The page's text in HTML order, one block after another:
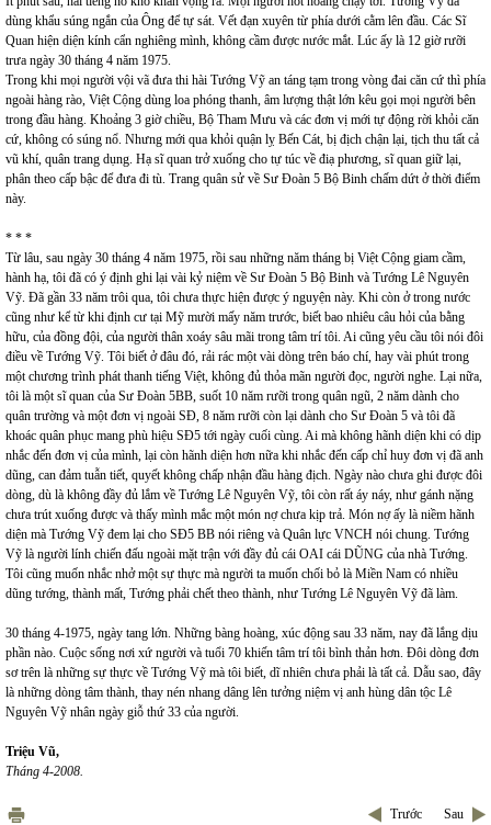
dùng khẩu súng ngắn của Ông để tự sát. Vết đạn xuyên từ phía dưới cằm lên đầu. Các Sĩ
Quan hiện diện kính cẩn nghiêng mình, không cầm được nước mắt. Lúc ấy là 12 giờ rưỡi
trưa ngày 30 tháng 4 năm 1975.
Trong khi mọi người vội vã đưa thi hài Tướng Vỹ an táng tạm trong vòng đai căn cứ thì phía
ngoài hàng rào, Việt Cộng dùng loa phóng thanh, âm lượng thật lớn kêu gọi mọi người bên
trong đầu hàng. Khoảng 3 giờ chiều, Bộ Tham Mưu và các đơn vị mới tự động rời khỏi căn
cứ, không có súng nổ. Nhưng mới qua khỏi quận lỵ Bến Cát, bị địch chận lại, tịch thu tất cả
vũ khí, quân trang dụng. Hạ sĩ quan trở xuống cho tự túc về điạ phương, sĩ quan giữ lại,
phân theo cấp bậc để đưa đi tù. Trang quân sử về Sư Đoàn 5 Bộ Binh chấm dứt ở thời điểm
này.
* * *
Từ lâu, sau ngày 30 tháng 4 năm 1975, rồi sau những năm tháng bị Việt Cộng giam cầm,
hành hạ, tôi đã có ý định ghi lại vài kỷ niệm về Sư Đoàn 5 Bộ Binh và Tướng Lê Nguyên
Vỹ. Đã gần 33 năm trôi qua, tôi chưa thực hiện được ý nguyện này. Khi còn ở trong nước
cũng như kể từ khi định cư tại Mỹ mười mấy năm trước, biết bao nhiêu câu hỏi của bằng
hữu, của đồng đội, của người thân xoáy sâu mãi trong tâm trí tôi. Ai cũng yêu cầu tôi nói đôi
điều về Tướng Vỹ. Tôi biết ở đâu đó, rải rác một vài dòng trên báo chí, hay vài phút trong
một chương trình phát thanh tiếng Việt, không đủ thỏa mãn người đọc, người nghe. Lại nữa,
tôi là một sĩ quan của Sư Đoàn 5BB, suốt 10 năm rưỡi trong quân ngũ, 2 năm dành cho
quân trường và một đơn vị ngoài SĐ, 8 năm rưỡi còn lại dành cho Sư Đoàn 5 và tôi đã
khoác quân phục mang phù hiệu SĐ5 tới ngày cuối cùng. Ai mà không hãnh diện khi có dịp
nhắc đến đơn vị của mình, lại còn hãnh diện hơn nữa khi nhắc đến cấp chỉ huy đơn vị đã anh
dũng, can đảm tuẫn tiết, quyết không chấp nhận đầu hàng địch. Ngày nào chưa ghi được đôi
dòng, dù là không đầy đủ lắm về Tướng Lê Nguyên Vỹ, tôi còn rất áy náy, như gánh nặng
chưa trút xuống được và thấy mình mắc một món nợ chưa kịp trả. Món nợ ấy là niềm hãnh
diện mà Tướng Vỹ đem lại cho SĐ5 BB nói riêng và Quân lực VNCH nói chung. Tướng
Vỹ là người lính chiến đấu ngoài mặt trận với đầy đủ cái OAI cái DŨNG của nhà Tướng.
Tôi cũng muốn nhắc nhở một sự thực mà người ta muốn chối bỏ là Miền Nam có nhiều
dũng tướng, thành mất, Tướng phải chết theo thành, như Tướng Lê Nguyên Vỹ đã làm.
30 tháng 4-1975, ngày tang lớn. Những bàng hoàng, xúc động sau 33 năm, nay đã lắng dịu
phần nào. Cuộc sống nơi xứ người và tuổi 70 khiến tâm trí tôi bình thản hơn. Đôi dòng đơn
sơ trên là những sự thực về Tướng Vỹ mà tôi biết, dĩ nhiên chưa phải là tất cả. Dẫu sao, đây
là những dòng tâm thành, thay nén nhang dâng lên tưởng niệm vị anh hùng dân tộc Lê
Nguyên Vỹ nhân ngày giỗ thứ 33 của người.
Triệu Vũ,
Tháng 4-2008.
Trước Sau